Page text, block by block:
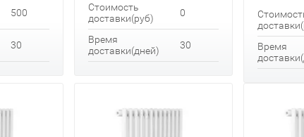
500
30
Стоимость
доставки(руб)
0
Время
доставки(дней)
30
Время